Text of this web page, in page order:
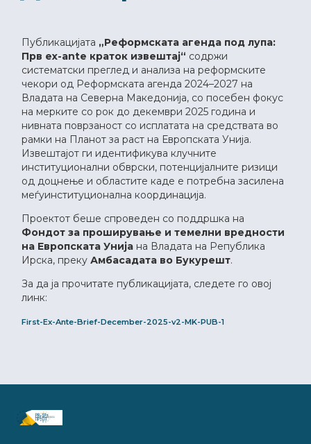
Публикацијата „Реформската агенда под лупа:
Прв ex-ante краток извештај“ содржи
систематски преглед и анализа на реформските
чекори од Реформската агенда 2024–2027 на
Владата на Северна Македонија, со посебен фокус
на мерките со рок до декември 2025 година и
нивната поврзаност со исплатата на средствата во
рамки на Планот за раст на Европската Унија.
Извештајот ги идентификува клучните
институционални обврски, потенцијалните ризици
од доцнење и областите каде е потребна засилена
меѓуинституционална координација.
Проектот беше спроведен со поддршка на
Фондот за проширување и темелни вредности
на Европската Унија на Владата на Република
Ирска, прекуАмбасадата во Букурешт.
За да ја прочитате публикацијата, следете го овој
линк:
First-Ex-Ante-Brief-December-2025-v2-MK-PUB-1